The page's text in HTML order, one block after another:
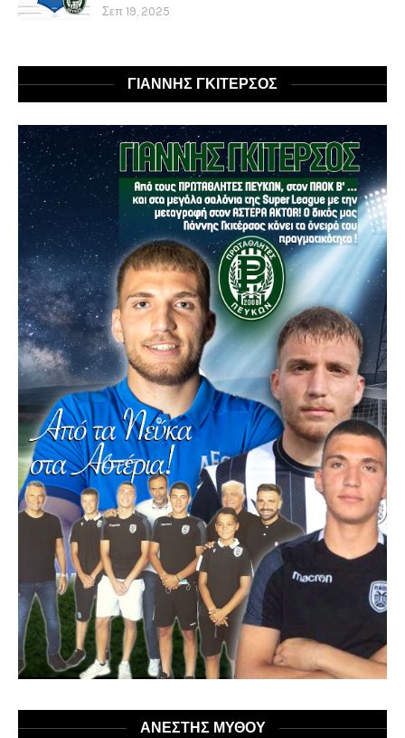
Σεπ 19, 2025
ΓΙΑΝΝΗΣ ΓΚΙΤΕΡΣΟΣ
ΑΝΕΣΤΗΣ ΜΥΘΟΥ